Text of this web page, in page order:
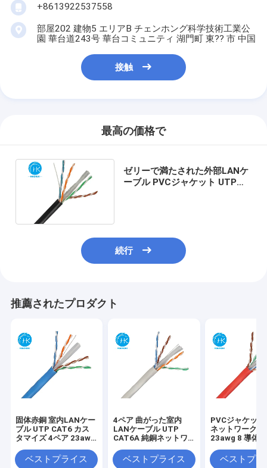
+8613922537558
部屋202 建物5 エリアB チェンホング科学技術工業公
園 華台道243号 華台コミュニティ 湖門町 東?? 市 中国
接触
最高の価格で
ゼリーで満たされた外部LANケ
ーブル PVCジャケット UTP
続行
推薦されたプロダクト
固体赤銅 室内LANケー
ブル UTP CAT6 カス
タマイズ 4ペア 23awg
ベストプライス
4ペア 曲がった室内
LANケーブル UTP
CAT6A 純銅ネットワ
ベストプライス
PVCジャケッ
ネットワークケ
23awg 8 導体
ベストプラ